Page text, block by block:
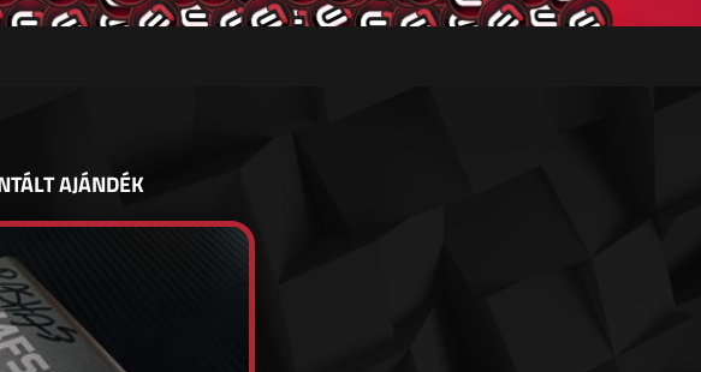
AJÁNDÉK